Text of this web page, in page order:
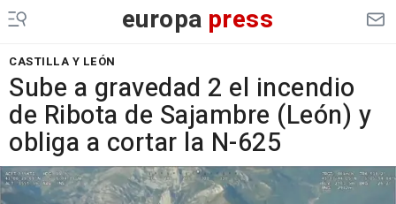
europa press
CASTILLA Y LEÓN
Sube a gravedad 2 el incendio
de Ribota de Sajambre (León) y
obliga a cortar la N-625